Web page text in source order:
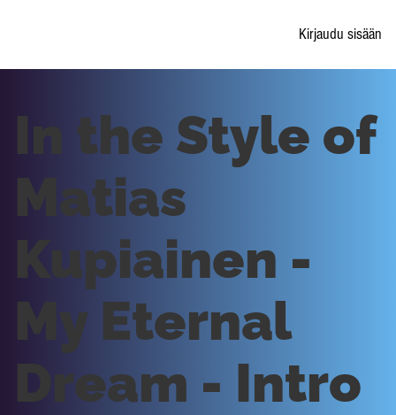
Kirjaudu sisään
In the Style of
Matias
Kupiainen -
My Eternal
Dream - Intro